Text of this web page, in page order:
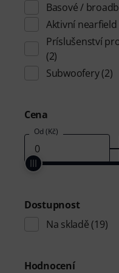
Basové /
Aktivní
Príslušenství
(2)
Subwoofery(2)
Cena
Od (Kč)
Dostupnost
Na skladě (19)
Hodnocení